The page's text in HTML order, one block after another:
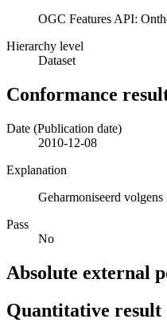
OGC Features API:
Hierarchy level
Dataset
Conformance
Date (Publication date)
2010-12-08
Explanation
Geharmoniseerd
Pass
No
Absolute external
Quantitative result